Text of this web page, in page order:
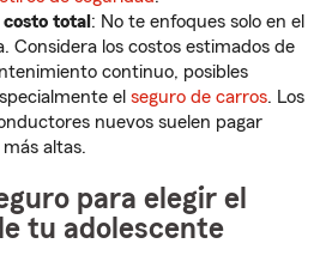
total : No te enfoques solo en el
Considera los costos estimados de
continuo, posibles
el seguro de carros. Los
nuevos suelen pagar
altas.
para elegir el
tu adolescente